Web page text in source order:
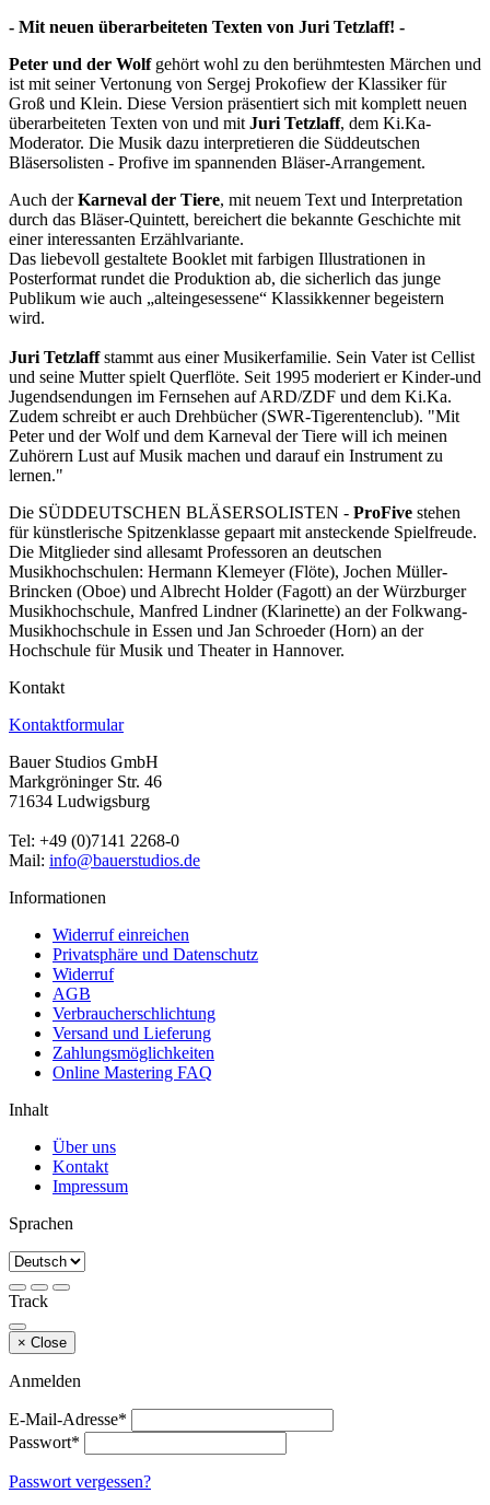
- Mit neuen überarbeiteten Texten von Juri Tetzlaff! -
Peter und der Wolfgehört wohl zu den berühmtesten Märchen und
ist mit seiner Vertonung von Sergej Prokofiew der Klassiker für
Groß und Klein. Diese Version präsentiert sich mit komplett neuen
überarbeiteten Texten von und mit Juri Tetzlaff, dem Ki.Ka-
Moderator. Die Musik dazu interpretieren die Süddeutschen
Bläsersolisten - Profive im spannenden Bläser-Arrangement.
Auch derKarneval der Tiere, mit neuem Text und Interpretation
durch das Bläser-Quintett, bereichert die bekannte Geschichte mit
einer interessanten Erzählvariante.
Das liebevoll gestaltete Booklet mit farbigen Illustrationen in
Posterformat rundet die Produktion ab, die sicherlich das junge
Publikum wie auch „alteingesessene“ Klassikkenner begeistern
wird.
Juri Tetzlaffstammt aus einer Musikerfamilie. Sein Vater ist Cellist
und seine Mutter spielt Querflöte. Seit 1995 moderiert er Kinder-und
Jugendsendungen im Fernsehen auf ARD/ZDF und dem Ki.Ka.
Zudem schreibt er auch Drehbücher (SWR-Tigerentenclub). "Mit
Peter und der Wolf und dem Karneval der Tiere will ich meinen
Zuhörern Lust auf Musik machen und darauf ein Instrument zu
lernen."
Die SÜDDEUTSCHEN BLÄSERSOLISTEN - ProFive stehen
für künstlerische Spitzenklasse gepaart mit ansteckende Spielfreude.
Die Mitglieder sind allesamt Professoren an deutschen
Musikhochschulen: Hermann Klemeyer (Flöte), Jochen Müller-
Brincken (Oboe) und Albrecht Holder (Fagott) an der Würzburger
Musikhochschule, Manfred Lindner (Klarinette) an der Folkwang-
Musikhochschule in Essen und Jan Schroeder (Horn) an der
Hochschule für Musik und Theater in Hannover.
Kontakt
Kontaktformular
Bauer Studios GmbH
Markgröninger Str. 46
71634 Ludwigsburg
Tel: +49 (0)7141 2268-0
Mail: info@bauerstudios.de
Informationen
Widerruf einreichen
Privatsphäre und Datenschutz
Widerruf
AGB
Verbraucherschlichtung
Versand und Lieferung
Zahlungsmöglichkeiten
Online Mastering FAQ
Inhalt
Über uns
Kontakt
Impressum
Sprachen
Track
× Close
Anmelden
E-Mail-Adresse*
Passwort*
Passwort vergessen?